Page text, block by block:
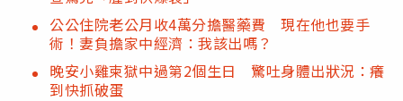
公公住院老公月收4萬分擔醫藥費 現在他也要手
術！妻負擔家中經濟：我該出嗎？
晚安小雞柬獄中過第2個生日 驚吐身體出狀況：癢
到快抓破蛋